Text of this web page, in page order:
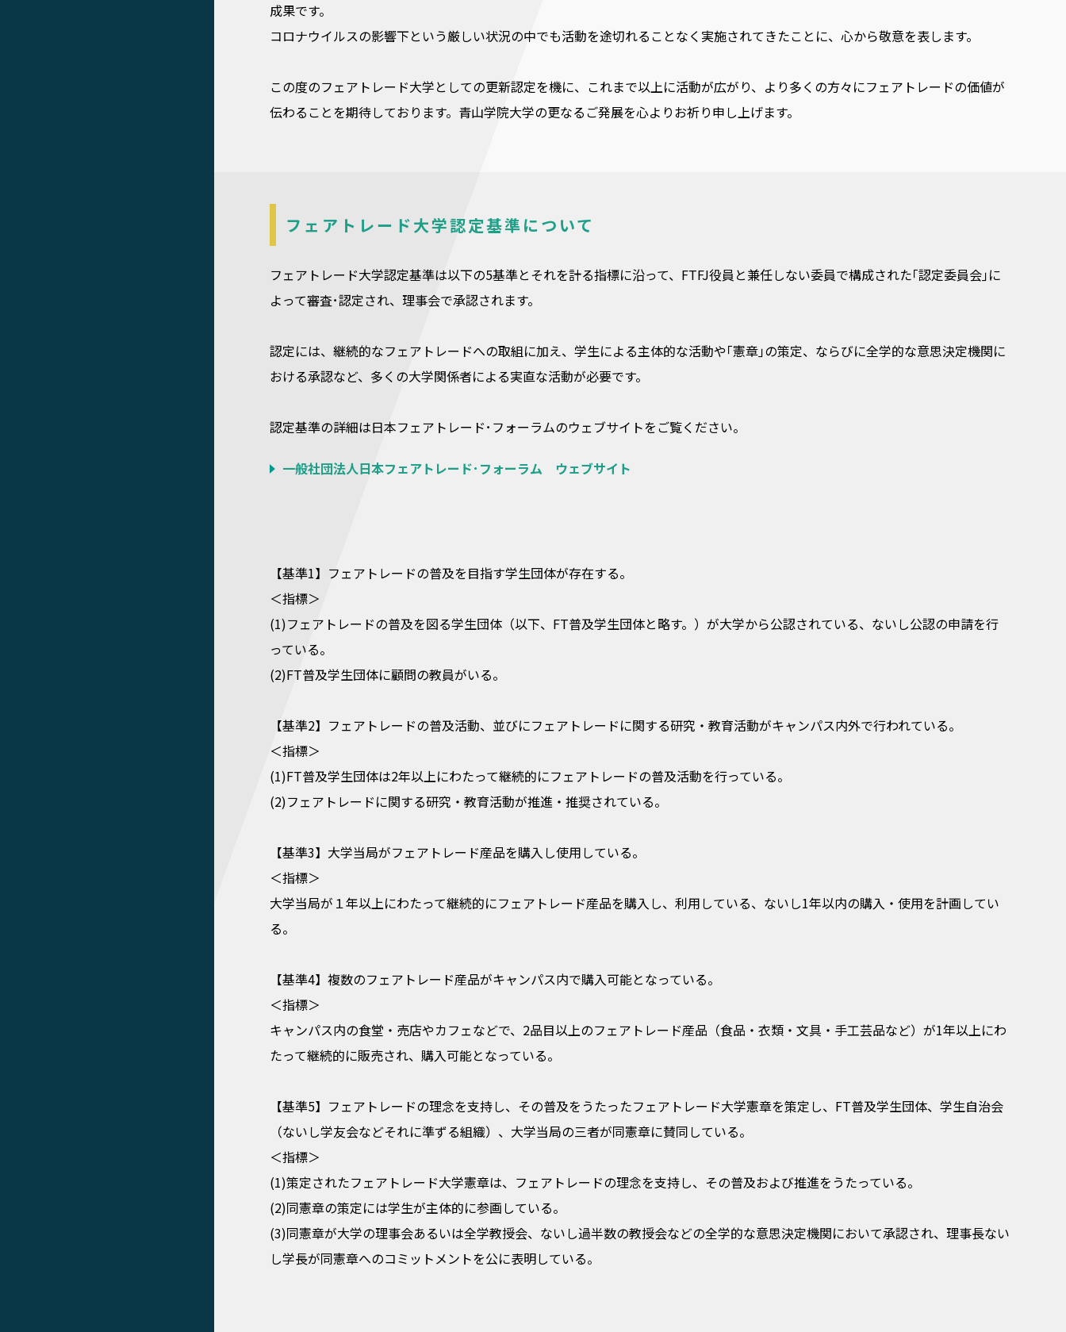
成果です。
コロナウイルスの影響下という厳しい状況の中でも活動を途切れることなく実施されてきたことに、心から敬意を表します。
この度のフェアトレード大学としての更新認定を機に、これまで以上に活動が広がり、より多くの方々にフェアトレードの価値が
伝わることを期待しております。青山学院大学の更なるご発展を心よりお祈り申し上げます。
フェアトレード大学認定基準について
フェアトレード大学認定基準は以下の5基準とそれを計る指標に沿って、FTFJ役員と兼任しない委員で構成された｢認定委員会｣に
よって審査･認定され、理事会で承認されます。
認定には、継続的なフェアトレードへの取組に加え、学生による主体的な活動や｢憲章｣の策定、ならびに全学的な意思決定機関に
おける承認など、多くの大学関係者による実直な活動が必要です。
認定基準の詳細は日本フェアトレード･フォーラムのウェブサイトをご覧ください。
一般社団法人日本フェアトレード･フォーラム ウェブサイト
【基準1】フェアトレードの普及を目指す学生団体が存在する。
＜指標＞
(1)フェアトレードの普及を図る学生団体（以下、FT普及学生団体と略す。）が大学から公認されている、ないし公認の申請を行
っている。
(2)FT普及学生団体に顧問の教員がいる。
【基準2】フェアトレードの普及活動、並びにフェアトレードに関する研究・教育活動がキャンパス内外で行われている。
＜指標＞
(1)FT普及学生団体は2年以上にわたって継続的にフェアトレードの普及活動を行っている。
(2)フェアトレードに関する研究・教育活動が推進・推奨されている。
【基準3】大学当局がフェアトレード産品を購入し使用している。
＜指標＞
大学当局が１年以上にわたって継続的にフェアトレード産品を購入し、利用している、ないし1年以内の購入・使用を計画してい
る。
【基準4】複数のフェアトレード産品がキャンパス内で購入可能となっている。
＜指標＞
キャンパス内の食堂・売店やカフェなどで、2品目以上のフェアトレード産品（食品・衣類・文具・手工芸品など）が1年以上にわ
たって継続的に販売され、購入可能となっている。
【基準5】フェアトレードの理念を支持し、その普及をうたったフェアトレード大学憲章を策定し、FT普及学生団体、学生自治会
（ないし学友会などそれに準ずる組織）、大学当局の三者が同憲章に賛同している。
＜指標＞
(1)策定されたフェアトレード大学憲章は、フェアトレードの理念を支持し、その普及および推進をうたっている。
(2)同憲章の策定には学生が主体的に参画している。
(3)同憲章が大学の理事会あるいは全学教授会、ないし過半数の教授会などの全学的な意思決定機関において承認され、理事長ない
し学長が同憲章へのコミットメントを公に表明している。